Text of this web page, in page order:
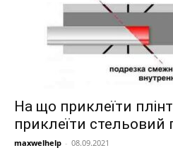
На що приклеїти
приклеїти стельовий
maxwelhelp - 08.09.2021